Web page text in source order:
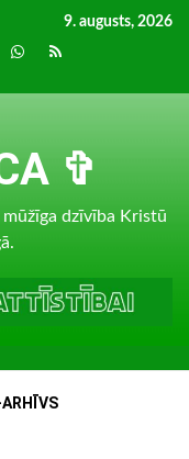
9. augusts, 2026
whatsapp
RSS
✞
dzīvība Kristū
ARHĪVS